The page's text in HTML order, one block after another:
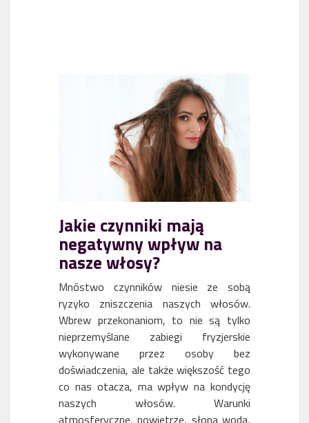
Jakie czynniki mają
negatywny wpływ na
nasze włosy?
Mnóstwo czynników niesie ze sobą
ryzyko zniszczenia naszych włosów.
Wbrew przekonaniom, to nie są tylko
nieprzemyślane zabiegi fryzjerskie
wykonywane przez osoby bez
doświadczenia, ale także większość tego
co nas otacza, ma wpływ na kondycję
naszych włosów. Warunki